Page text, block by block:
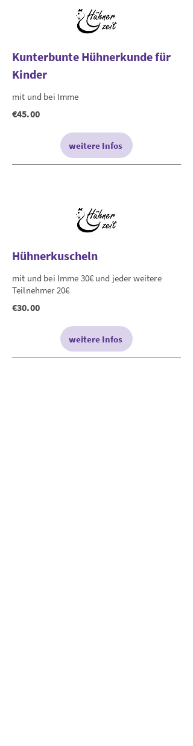
Kunterbunte Hühnerkunde für
Kinder
mit und bei Imme
€45.00
weitere Infos
Hühnerkuscheln
mit und bei Imme 30€ und jeder weitere
Teilnehmer 20€
€30.00
weitere Infos